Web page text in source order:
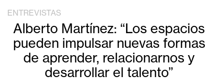
ENTREVISTAS
Alberto Martínez: “Los espacios
pueden impulsar nuevas formas
de aprender, relacionarnos y
desarrollar el talento”